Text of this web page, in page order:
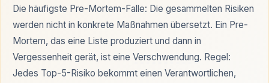
Die häufigste Pre-Mortem-Falle: Die gesammelten Risiken
werden nicht in konkrete Maßnahmen übersetzt. Ein Pre-
Mortem, das eine Liste produziert und dann in
Vergessenheit gerät, ist eine Verschwendung. Regel:
Jedes Top-5-Risiko bekommt einen Verantwortlichen,